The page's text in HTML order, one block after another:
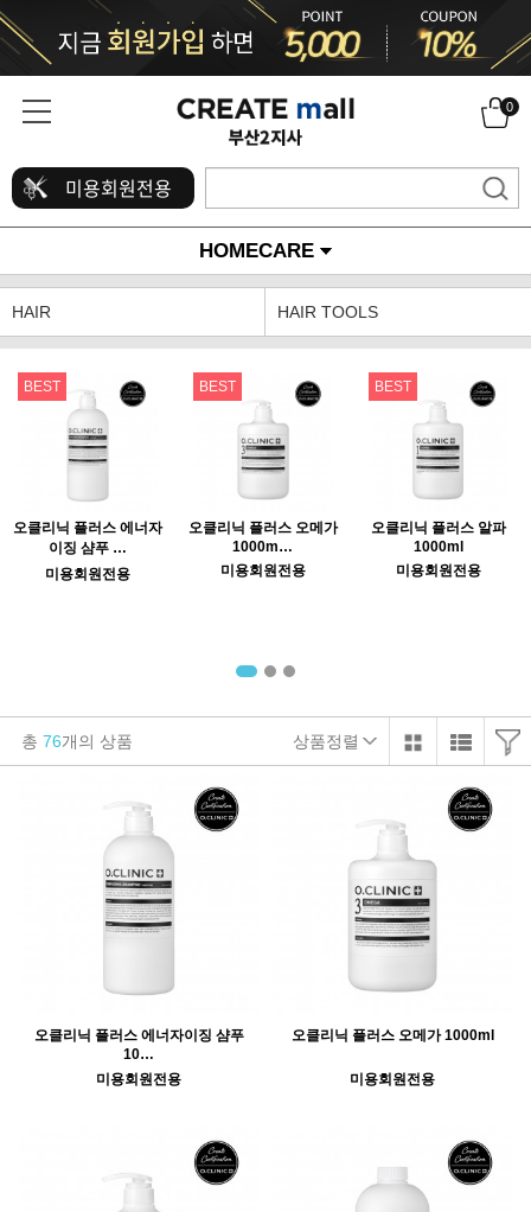
0
미용회원전용
HOMECARE
HAIR HAIR TOOLS
BEST
오클리닉 플러스 에너자
이징 샴푸 …
미용회원전용
BEST
오클리닉 플러스 오메가
1000m…
미용회원전용
BEST
오클리닉 플러스 알파
1000ml
미용회원전용
총 76개의 상품 상품정렬
오클리닉 플러스 에너자이징 샴푸
10…
미용회원전용
오클리닉 플러스 오메가 1000ml
미용회원전용